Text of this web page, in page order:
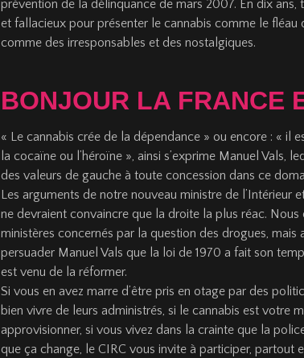
prévention de la délinquance de mars 2007. En dix
et fallacieux pour présenter le cannabis comme le
comme des irresponsables et des nostalgiques.
BONJOUR LA FRANCE
« Le cannabis crée de la dépendance » ou encore : « il
la cocaïne ou l’héroïne », ainsi s’exprime Manuel Vals,
des valeurs de gauche à toute concession dans ce
Les arguments de notre nouveau ministre de l’Intérieur
ne devraient convaincre que la droite la plus réac.
ministères concernés par la question des drogues,
persuader Manuel Vals que la loi de 1970 a fait son
est venu de la réformer.
Si vous en avez marre d’être pris en otage par des
bien vivre de leurs administrés, si le cannabis est votre
approvisionner, si vous vivez dans la crainte que la
que ça change, le CIRC vous invite à participer, partout